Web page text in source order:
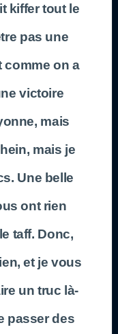
kiffer tout le
pas une
comme on a
victoire
mais
mais je
Une belle
ont rien
taff. Donc,
et je vous
un truc là-
passer des